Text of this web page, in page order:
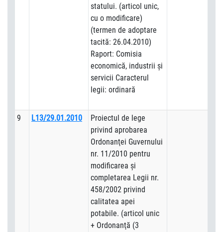
statului. (articol unic,
cu o modificare)
(termen de adoptare
tacită: 26.04.2010)
Raport: Comisia
economică, industrii şi
servicii Caracterul
legii: ordinară
9 L13/29.01.2010
Proiectul de lege
privind aprobarea
Ordonanţei Guvernului
nr. 11/2010 pentru
modificarea şi
completarea Legii nr.
458/2002 privind
calitatea apei
potabile. (articol unic
+ Ordonanţă (3